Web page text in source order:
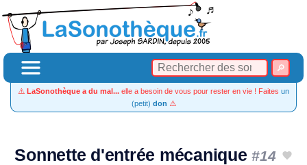
⚠️ LaSonothèque a du mal... elle a besoin de vous pour rester en vie ! Faites un
(petit) don ⚠️
Sonnette d'entrée mécanique#14